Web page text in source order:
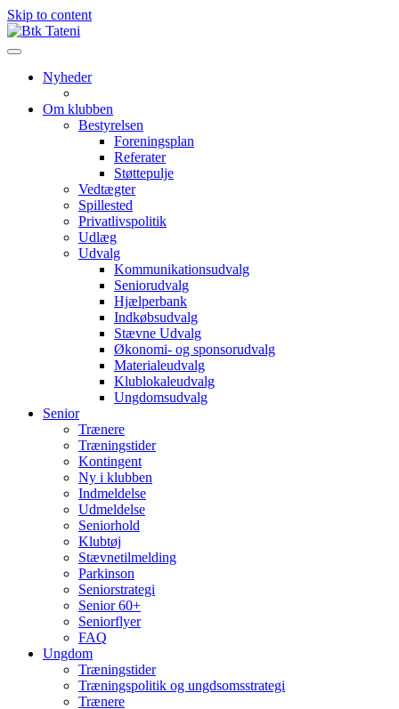
Skip to content
Nyheder
Om klubben
Bestyrelsen
Foreningsplan
Referater
Støttepulje
Vedtægter
Spillested
Privatlivspolitik
Udlæg
Udvalg
Kommunikationsudvalg
Seniorudvalg
Hjælperbank
Indkøbsudvalg
Stævne Udvalg
Økonomi- og sponsorudvalg
Materialeudvalg
Klublokaleudvalg
Ungdomsudvalg
Senior
Trænere
Træningstider
Kontingent
Ny i klubben
Indmeldelse
Udmeldelse
Seniorhold
Klubtøj
Stævnetilmelding
Parkinson
Seniorstrategi
Senior 60+
Seniorflyer
FAQ
Ungdom
Træningstider
Træningspolitik og ungdsomsstrategi
Trænere